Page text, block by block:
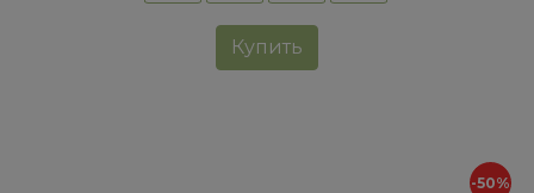
Купить
-50%